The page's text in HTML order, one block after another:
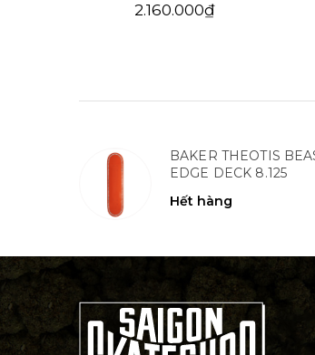
2.160.000₫
BAKER THEOTIS
EDGE DECK 8.125
Hết hàng